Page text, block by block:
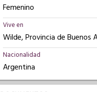
Femenino
Vive en
Wilde, Provincia de Buenos
Nacionalidad
Argentina